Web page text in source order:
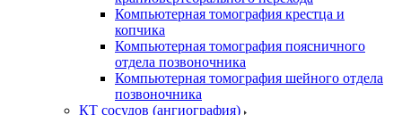
Компьютерная томография крестца и
копчика
Компьютерная томография поясничного
отдела позвоночника
Компьютерная томография шейного отдела
позвоночника
КТ сосудов (ангиография)